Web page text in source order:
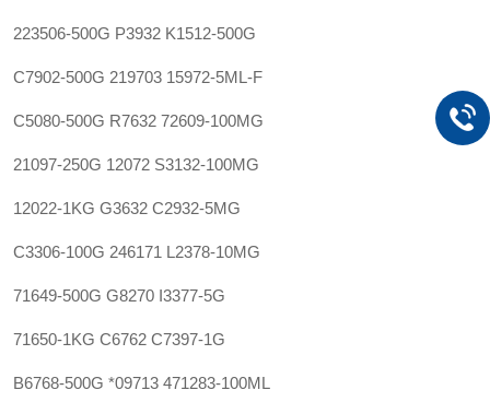
223506-500G P3932 K1512-500G
C7902-500G 219703 15972-5ML-F
C5080-500G R7632 72609-100MG
21097-250G 12072 S3132-100MG
12022-1KG G3632 C2932-5MG
C3306-100G 246171 L2378-10MG
71649-500G G8270 I3377-5G
71650-1KG C6762 C7397-1G
B6768-500G *09713 471283-100ML